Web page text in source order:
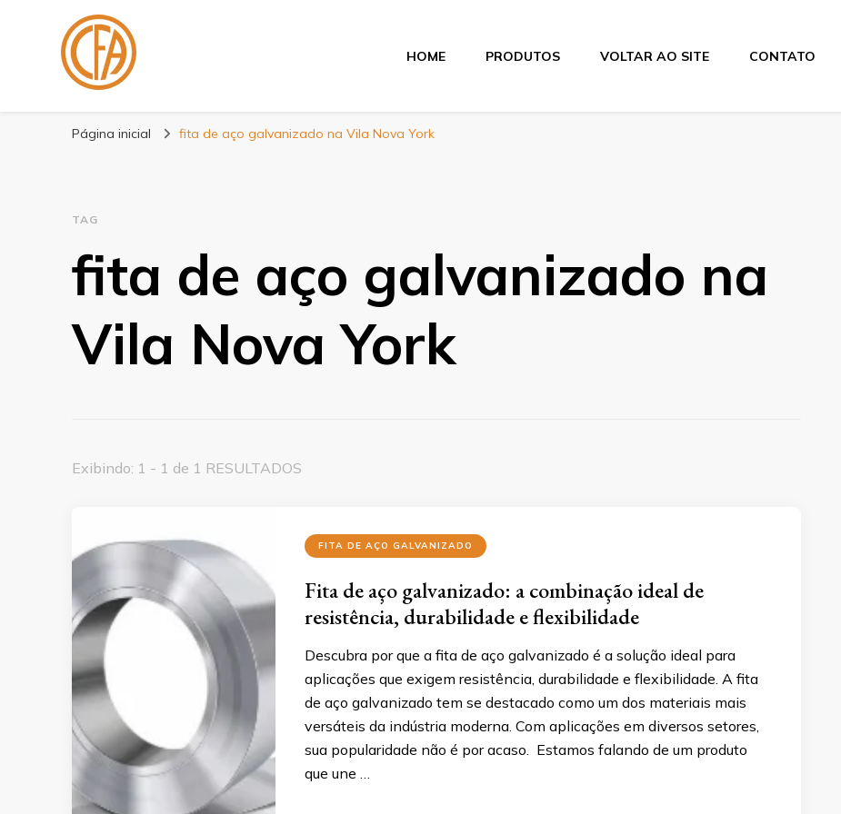
Blog Centenário Fitas
HOME PRODUTOS VOLTAR AO SITE CONTATO
Página inicial fita de aço galvanizado na Vila Nova York
TAG
fita de aço galvanizado na
Vila Nova York
Exibindo: 1 - 1 de 1 RESULTADOS
FITA DE AÇO GALVANIZADO
Fita de aço galvanizado: a combinação ideal de
resistência, durabilidade e flexibilidade
Descubra por que a fita de aço galvanizado é a solução ideal para
aplicações que exigem resistência, durabilidade e flexibilidade. A fita
de aço galvanizado tem se destacado como um dos materiais mais
versáteis da indústria moderna. Com aplicações em diversos setores,
sua popularidade não é por acaso. Estamos falando de um produto
que une …